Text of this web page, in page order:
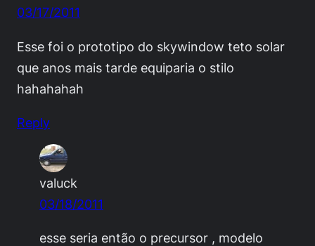
03/17/2011
Esse foi o prototipo do skywindow teto solar
que anos mais tarde equiparia o stilo
hahahahah
Reply
valuck
03/18/2011
esse seria então o precursor , modelo